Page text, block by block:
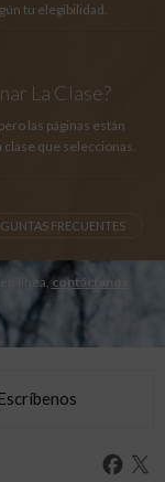
tu elegibilidad.
La Clase?
las páginas están
que seleccionas.
FRECUENTES
línea, contáctanos
Escríbenos